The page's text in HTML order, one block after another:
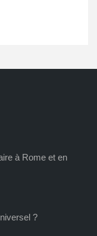
à Rome et en
?